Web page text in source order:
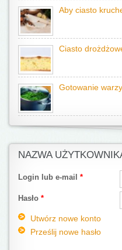
Aby ciasto
Ciasto
Gotowanie
NAZWA
Login lub e-mail *
Hasło *
Utwórz nowe konto
Prześlij nowe hasło